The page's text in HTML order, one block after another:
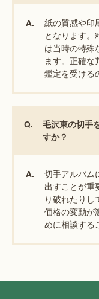
A.
紙の質感や印
となります。
は当時の特殊
ます。正確な
鑑定を受ける
Q.
毛沢東の切手
すか？
A.
切手アルバム
出すことが重
り破れたり
価格の変動が
めに相談する